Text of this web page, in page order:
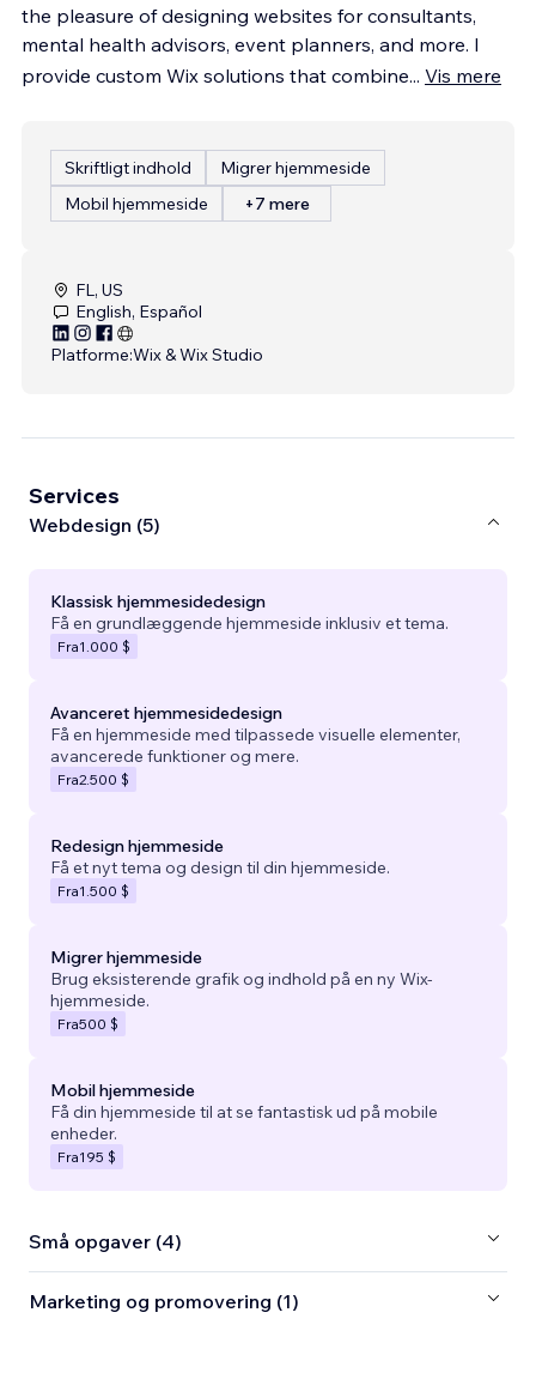
the pleasure of designing websites for consultants,
mental health advisors, event planners, and more. I
provide custom Wix solutions that combine... Vis mere
Skriftligt indhold
Migrer hjemmeside
Mobil hjemmeside
+7 mere
FL, US
English, Español
Platforme:Wix & Wix Studio
Services
Webdesign (5)
Klassisk hjemmesidedesign
Få en grundlæggende hjemmeside inklusiv et tema.
Fra1.000 $
Avanceret hjemmesidedesign
Få en hjemmeside med tilpassede visuelle elementer,
avancerede funktioner og mere.
Fra2.500 $
Redesign hjemmeside
Få et nyt tema og design til din hjemmeside.
Fra1.500 $
Migrer hjemmeside
Brug eksisterende grafik og indhold på en ny Wix-
hjemmeside.
Fra500 $
Mobil hjemmeside
Få din hjemmeside til at se fantastisk ud på mobile
enheder.
Fra195 $
Små opgaver (4)
Marketing og promovering (1)